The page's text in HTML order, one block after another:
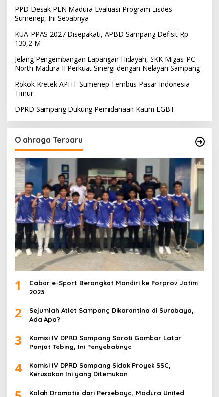
PPD Desak PLN Madura Evaluasi Program Lisdes
Sumenep, Ini Sebabnya
KUA-PPAS 2027 Disepakati, APBD Sampang Defisit Rp
130,2 M
Jelang Pengembangan Lapangan Hidayah, SKK Migas-PC
North Madura II Perkuat Sinergi dengan Nelayan Sampang
Rokok Kretek APHT Sumenep Tembus Pasar Indonesia
Timur
DPRD Sampang Dukung Pemidanaan Kaum LGBT
Olahraga Terbaru
1
Cabor e-Sport Berangkat Mandiri ke Porprov Jatim
2023
2
Sejumlah Atlet Sampang Dikarantina di Surabaya,
Ada Apa?
3
Komisi IV DPRD Sampang Soroti Gambar Latar
Panjat Tebing, Ini Penyebabnya
4
Komisi IV DPRD Sampang Sidak Proyek SSC,
Kerusakan Ini yang Ditemukan
Kalah Dramatis dari Persebaya, Madura United